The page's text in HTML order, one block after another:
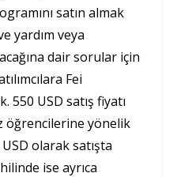
satın almak
yardım veya
dair sorular için
Fei
550 USD satış fiyatı
yönelik
olarak satışta
ise ayrıca